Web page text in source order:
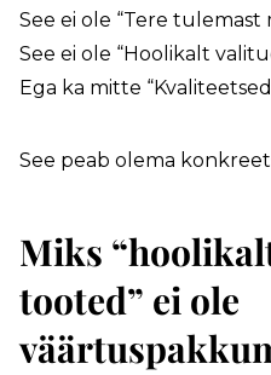
See ei ole “Tere
See ei ole “Hoolikalt
Ega ka mitte
See peab olema
Miks
tooted” ei ole